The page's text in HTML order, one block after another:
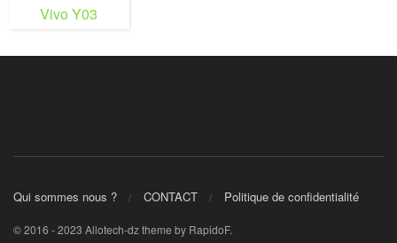
Vivo Y03
Qui sommes nous ? CONTACT Politique de confidentialité
© 2016 - 2023 Allotech-dz theme by RapidoF.